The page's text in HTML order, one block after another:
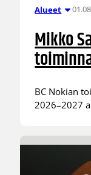
Alueet
Mikko
BC Nokian
2026–2027